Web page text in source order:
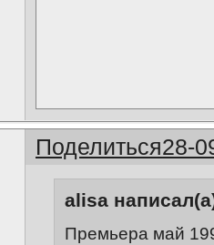
Поделиться28-
alisa
Премьера май